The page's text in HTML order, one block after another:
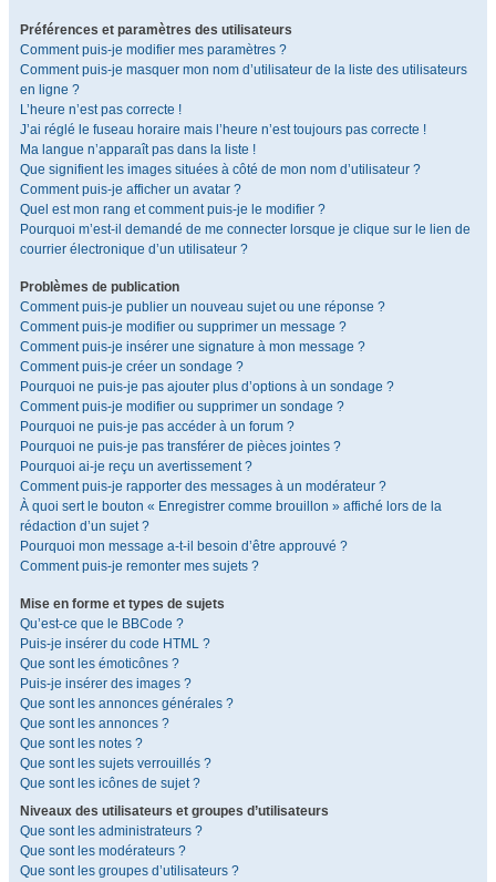
Préférences et paramètres des utilisateurs
Comment puis-je modifier mes paramètres ?
Comment puis-je masquer mon nom d’utilisateur de la liste des utilisateurs
en ligne ?
L’heure n’est pas correcte !
J’ai réglé le fuseau horaire mais l’heure n’est toujours pas correcte !
Ma langue n’apparaît pas dans la liste !
Que signifient les images situées à côté de mon nom d’utilisateur ?
Comment puis-je afficher un avatar ?
Quel est mon rang et comment puis-je le modifier ?
Pourquoi m’est-il demandé de me connecter lorsque je clique sur le lien de
courrier électronique d’un utilisateur ?
Problèmes de publication
Comment puis-je publier un nouveau sujet ou une réponse ?
Comment puis-je modifier ou supprimer un message ?
Comment puis-je insérer une signature à mon message ?
Comment puis-je créer un sondage ?
Pourquoi ne puis-je pas ajouter plus d’options à un sondage ?
Comment puis-je modifier ou supprimer un sondage ?
Pourquoi ne puis-je pas accéder à un forum ?
Pourquoi ne puis-je pas transférer de pièces jointes ?
Pourquoi ai-je reçu un avertissement ?
Comment puis-je rapporter des messages à un modérateur ?
À quoi sert le bouton « Enregistrer comme brouillon » affiché lors de la
rédaction d’un sujet ?
Pourquoi mon message a-t-il besoin d’être approuvé ?
Comment puis-je remonter mes sujets ?
Mise en forme et types de sujets
Qu’est-ce que le BBCode ?
Puis-je insérer du code HTML ?
Que sont les émoticônes ?
Puis-je insérer des images ?
Que sont les annonces générales ?
Que sont les annonces ?
Que sont les notes ?
Que sont les sujets verrouillés ?
Que sont les icônes de sujet ?
Niveaux des utilisateurs et groupes d’utilisateurs
Que sont les administrateurs ?
Que sont les modérateurs ?
Que sont les groupes d’utilisateurs ?